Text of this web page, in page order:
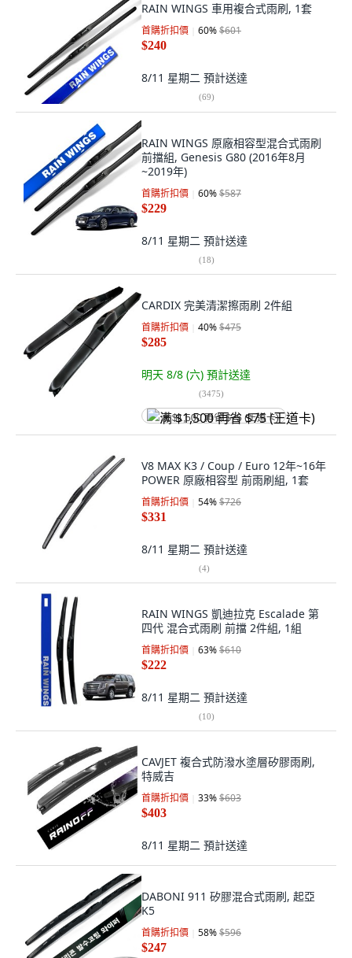
RAIN WINGS 車用複合式雨刷, 1套
首購折扣價 60%$601
$240
8/11 星期二 預計送達
(69)
RAIN WINGS 原廠相容型混合式雨刷
前擋組, Genesis G80 (2016年8月
~2019年)
首購折扣價 60%$587
$229
8/11 星期二 預計送達
(18)
CARDIX 完美清潔擦雨刷 2件組
首購折扣價 40%$475
$285
明天 8/8 (六) 預計送達
(3475)
满 $1,500 再省 $75 (王道卡)
V8 MAX K3 / Coup / Euro 12年~16年
POWER 原廠相容型 前雨刷組, 1套
首購折扣價 54%$726
$331
8/11 星期二 預計送達
(4)
RAIN WINGS 凱迪拉克 Escalade 第
四代 混合式雨刷 前擋 2件組, 1組
首購折扣價 63%$610
$222
8/11 星期二 預計送達
(10)
CAVJET 複合式防潑水塗層矽膠雨刷,
特威吉
首購折扣價 33%$603
$403
8/11 星期二 預計送達
DABONI 911 矽膠混合式雨刷, 起亞
K5
首購折扣價 58%$596
$247